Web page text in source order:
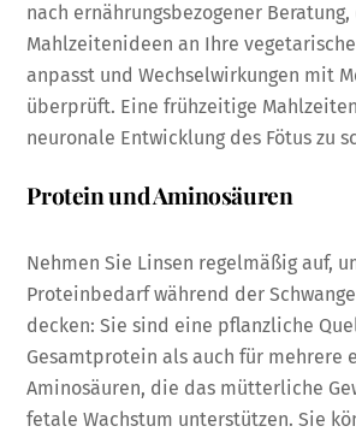
nach ernährungsbezogener
Mahlzeitenideen an Ihre
anpasst und Wechselwirkungen mit
überprüft. Eine frühzeitige
neuronale Entwicklung des Fötus zu
Protein und Aminosäuren
Nehmen Sie Linsen regelmäßig auf,
Proteinbedarf während der
decken: Sie sind eine pflanzliche
Gesamtprotein als auch für mehrere
Aminosäuren, die das mütterliche
fetale Wachstum unterstützen. Sie